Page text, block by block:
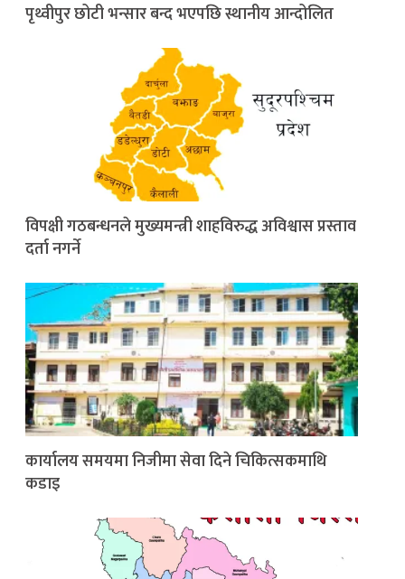
पृथ्वीपुर छोटी भन्सार बन्द भएपछि स्थानीय आन्दोलित
विपक्षी गठबन्धनले मुख्यमन्त्री शाहविरुद्ध अविश्वास प्रस्ताव
दर्ता नगर्ने
कार्यालय समयमा निजीमा सेवा दिने चिकित्सकमाथि
कडाइ